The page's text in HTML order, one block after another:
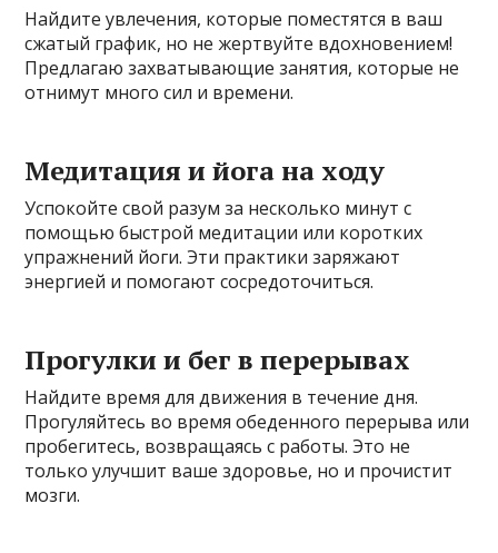
Найдите увлечения, которые поместятся в ваш
сжатый график, но не жертвуйте вдохновением!
Предлагаю захватывающие занятия, которые не
отнимут много сил и времени.
Медитация и йога на ходу
Успокойте свой разум за несколько минут с
помощью быстрой медитации или коротких
упражнений йоги. Эти практики заряжают
энергией и помогают сосредоточиться.
Прогулки и бег в перерывах
Найдите время для движения в течение дня.
Прогуляйтесь во время обеденного перерыва или
пробегитесь, возвращаясь с работы. Это не
только улучшит ваше здоровье, но и прочистит
мозги.